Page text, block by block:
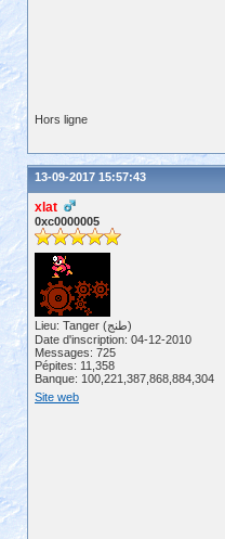
Hors ligne
13-09-2017 15:57:43
xlat
0xc0000005
Lieu: Tanger (طنج)
Date d'inscription: 04-12-2010
Messages: 725
Pépites: 11,358
Banque: 100,221,387,868,884,304
Site web